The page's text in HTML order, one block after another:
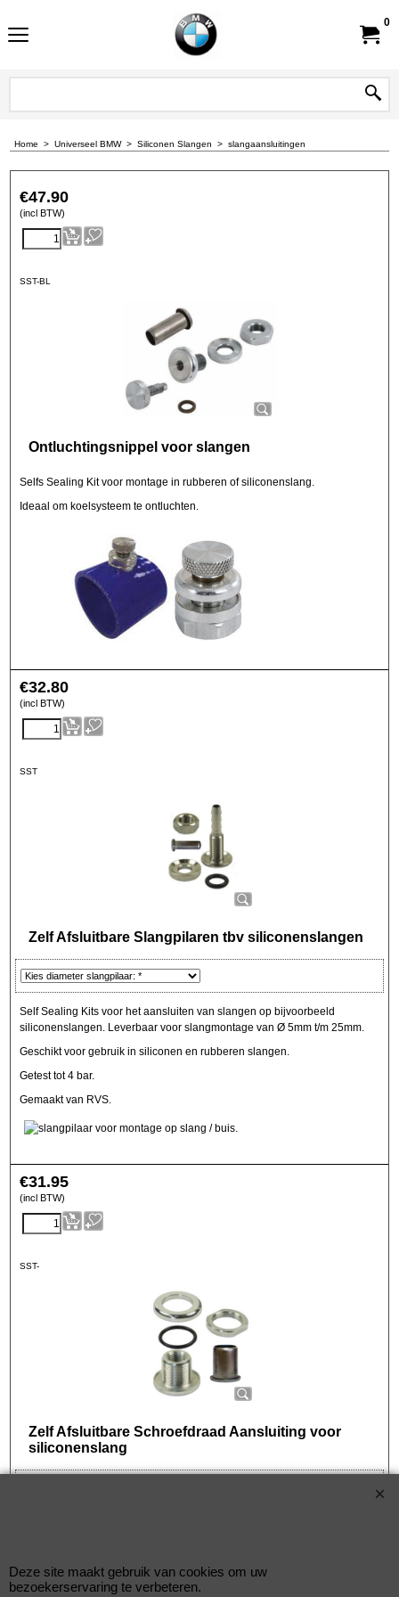
0
Home > Universeel BMW> Siliconen Slangen > slangaansluitingen
€47.90
(incl BTW)
SST-BL
Ontluchtingsnippel voor slangen
Selfs Sealing Kit voor montage in rubberen of siliconenslang.
Ideaal om koelsysteem te ontluchten.
€32.80
(incl BTW)
SST
Zelf Afsluitbare Slangpilaren tbv siliconenslangen
Self Sealing Kits voor het aansluiten van slangen op bijvoorbeeld
siliconenslangen. Leverbaar voor slangmontage van Ø 5mm t/m 25mm.
Geschikt voor gebruik in siliconen en rubberen slangen.
Getest tot 4 bar.
Gemaakt van RVS.
€31.95
(incl BTW)
SST-
Zelf Afsluitbare Schroefdraad Aansluiting voor
siliconenslang
Getest tot 4 bar.
Deze site maakt gebruik van cookies om uw
bezoekerservaring te verbeteren.